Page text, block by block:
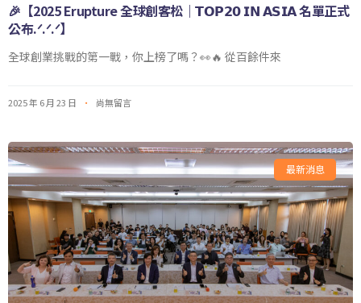
🎉【2025 Erupture 全球創客松｜𝗧𝗢𝗣𝟮𝟬 𝗜𝗡 𝗔𝗦𝗜𝗔 名單正式
公布.ᐟ.ᐟ.ᐟ】
全球創業挑戰的第一戰，你上榜了嗎？👀🔥 從百餘件來
2025 年 6 月 23 日 尚無留言
最新消息